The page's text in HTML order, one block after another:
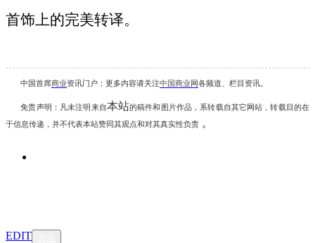
首饰上的完美转译。
中国首席商业资讯门户；更多内容请关注中国商业网各频道、栏目资讯
免责声明：凡未注明 来自本站的稿件和图片作品，系转载自其它网站，转载目的在
于信息传递，并不代表本站赞同其观点和对其真实性负责 。
EDIT